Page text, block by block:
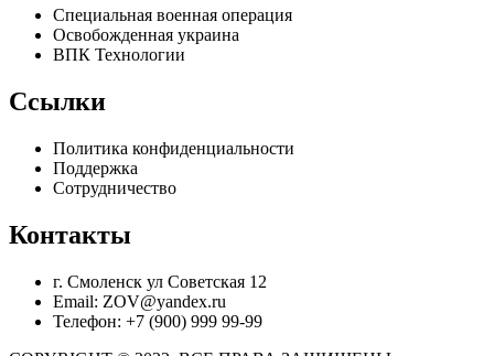
Специальная военная операция
Освобожденная украина
ВПК Технологии
Ссылки
Политика конфиденциальности
Поддержка
Сотрудничество
Контакты
г. Смоленск ул Советская 12
Email: ZOV@yandex.ru
Телефон: +7 (900) 999 99-99